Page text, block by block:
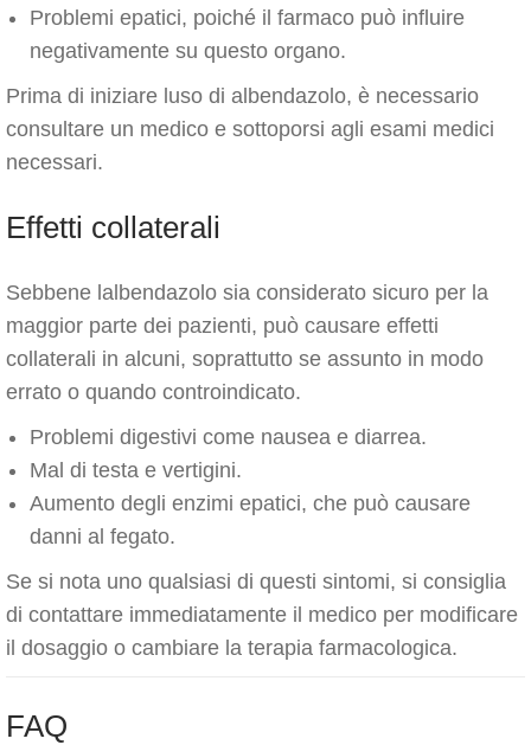
Problemi epatici, poiché il farmaco può influire
negativamente su questo organo.
Prima di iniziare luso di albendazolo, è necessario
consultare un medico e sottoporsi agli esami medici
necessari.
Effetti collaterali
Sebbene lalbendazolo sia considerato sicuro per la
maggior parte dei pazienti, può causare effetti
collaterali in alcuni, soprattutto se assunto in modo
errato o quando controindicato.
Problemi digestivi come nausea e diarrea.
Mal di testa e vertigini.
Aumento degli enzimi epatici, che può causare
danni al fegato.
Se si nota uno qualsiasi di questi sintomi, si consiglia
di contattare immediatamente il medico per modificare
il dosaggio o cambiare la terapia farmacologica.
FAQ